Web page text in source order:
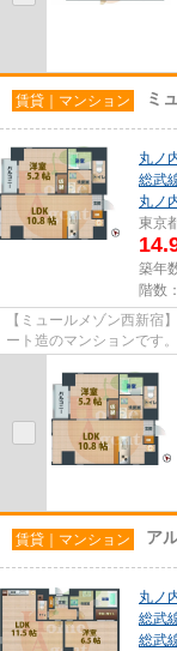
賃貸｜マンション ミ
丸ノ
総武
丸ノ
東京
築年
階数
【ミュールメゾン西新宿
ート造のマンションです。 現在の空室確認は電話またはメールにてお問い合わせ
賃貸｜マンション ア
丸ノ
総武
総武